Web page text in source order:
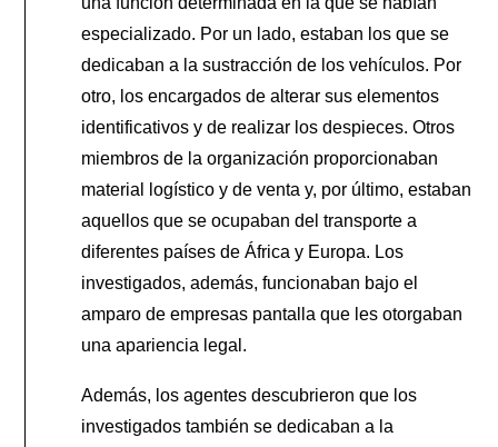
especializado. Por un lado, estaban los que se
dedicaban a la sustracción de los vehículos. Por
otro, los encargados de alterar sus elementos
identificativos y de realizar los despieces. Otros
miembros de la organización proporcionaban
material logístico y de venta y, por último, estaban
aquellos que se ocupaban del transporte a
diferentes países de África y Europa. Los
investigados, además, funcionaban bajo el
amparo de empresas pantalla que les otorgaban
una apariencia legal.
Además, los agentes descubrieron que los
investigados también se dedicaban a la